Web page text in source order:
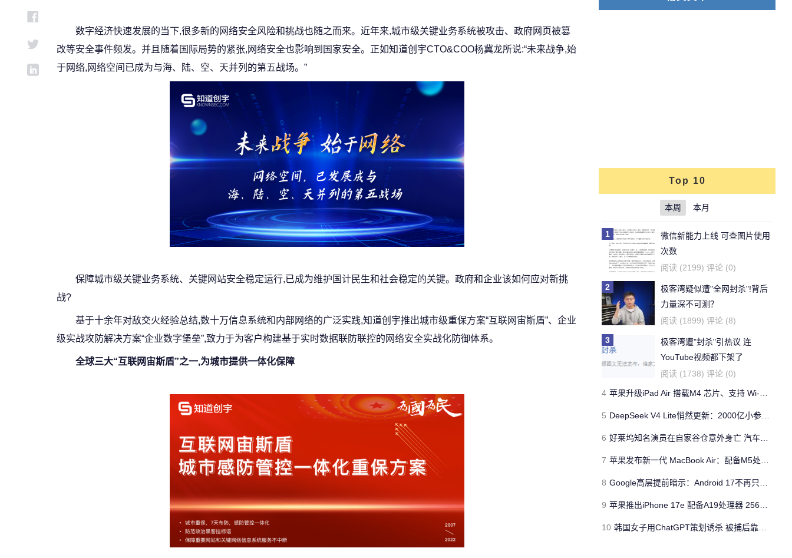
数字经济快速发展的当下,很多新的网络安全风险和挑战也随之而来。近年来,城市级关键业务系统被攻击、政府网页被篡
改等安全事件频发。并且随着国际局势的紧张,网络安全也影响到国家安全。正如知道创宇CTO&COO杨冀龙所说:“未来战争,始
于网络,网络空间已成为与海、陆、空、天并列的第五战场。”
保障城市级关键业务系统、关键网站安全稳定运行,已成为维护国计民生和社会稳定的关键。政府和企业该如何应对新挑
战?
基于十余年对敌交火经验总结,数十万信息系统和内部网络的广泛实践,知道创宇推出城市级重保方案“互联网宙斯盾”、企业
级实战攻防解决方案“企业数字堡垒”,致力于为客户构建基于实时数据联防联控的网络安全实战化防御体系。
全球三大“互联网宙斯盾”之一,为城市提供一体化保障
Top 10
本周 本月
1
微信新能力上线 可查图片使用
次数
阅读 (2199) 评论 (0)
2
极客湾疑似遭"全网封杀"!背后
力量深不可测？
阅读 (1899) 评论 (8)
3
极客湾遭"封杀"引热议 连
YouTube视频都下架了
阅读 (1738) 评论 (0)
4 苹果升级iPad Air 搭载M4 芯片、支持 Wi‑Fi 7 售价不变
5 DeepSeek V4 Lite悄然更新：2000亿小参数性能逼近美国顶流
6 好莱坞知名演员在自家谷仓意外身亡 汽车搭电时突然自燃
7 苹果发布新一代 MacBook Air：配备M5处理器 性能、存储与 AI 全面升级 ​
8 Google高层提前暗示：Android 17不再只是操作系统
9 苹果推出iPhone 17e 配备A19处理器 256GB容量起步 刘海屏依旧
10 韩国女子用ChatGPT策划诱杀 被捕后靠清纯颜值粉丝暴涨50倍